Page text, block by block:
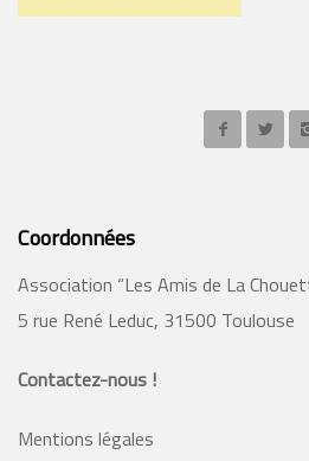
Coordonnées
Association “Les Amis de La
5 rue René Leduc, 31500 Toulouse
Contactez-nous !
Mentions légales